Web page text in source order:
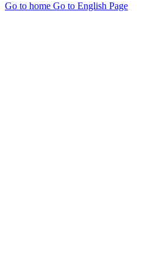
Go to home Go to English Page